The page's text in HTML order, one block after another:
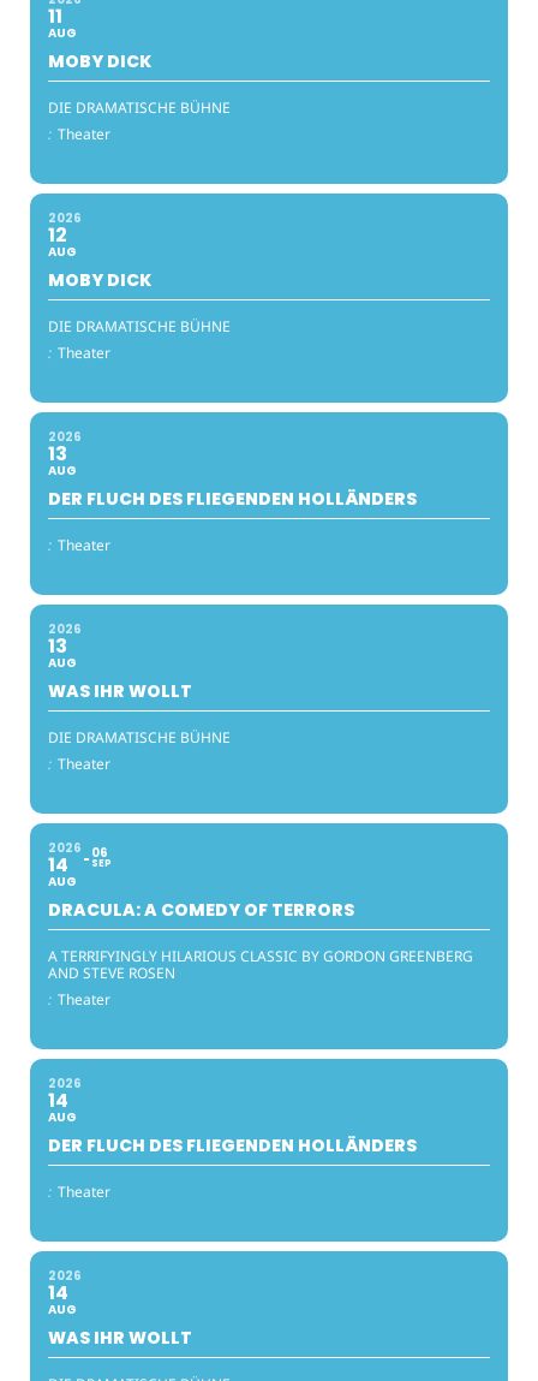
11
AUG
MOBY DICK
DIE DRAMATISCHE BÜHNE
: Theater
2026
12
AUG
MOBY DICK
DIE DRAMATISCHE BÜHNE
: Theater
2026
13
AUG
DER FLUCH DES FLIEGENDEN HOLLÄNDERS
: Theater
2026
13
AUG
WAS IHR WOLLT
DIE DRAMATISCHE BÜHNE
: Theater
2026
14
AUG
06
SEP
DRACULA: A COMEDY OF TERRORS
A TERRIFYINGLY HILARIOUS CLASSIC BY GORDON GREENBERG
AND STEVE ROSEN
: Theater
2026
14
AUG
DER FLUCH DES FLIEGENDEN HOLLÄNDERS
: Theater
2026
14
AUG
WAS IHR WOLLT